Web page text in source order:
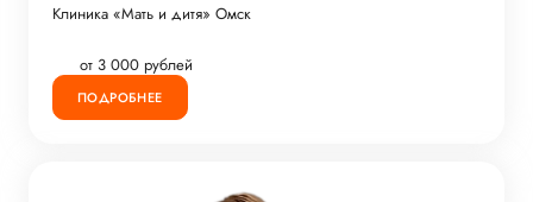
Клиника «Мать и дитя» Омск
от 3 000 рублей
ПОДРОБНЕЕ